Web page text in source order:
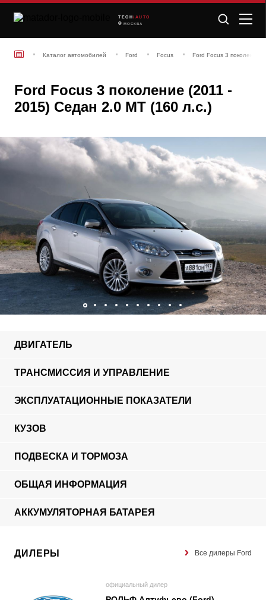
TECH /AUTO
МОСКВА
Каталог автомобилей Ford Focus Ford Focus 3 поколение
Ford Focus 3 поколение (2011 -
2015) Седан 2.0 MT (160 л.с.)
ДВИГАТЕЛЬ
ТРАНСМИССИЯ И УПРАВЛЕНИЕ
ЭКСПЛУАТАЦИОННЫЕ ПОКАЗАТЕЛИ
КУЗОВ
ПОДВЕСКА И ТОРМОЗА
ОБЩАЯ ИНФОРМАЦИЯ
АККУМУЛЯТОРНАЯ БАТАРЕЯ
ДИЛЕРЫ Все дилеры Ford
официальный дилер